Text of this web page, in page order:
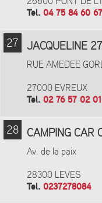
Tel. 04 75 84 60 67
27 JACQUELINE
RUE AMEDEE
27000 EVREUX
Tel. 02 76 57 02 01
28 CAMPING CAR
Av. de la paix
28300 LEVES
Tel. 0237278084